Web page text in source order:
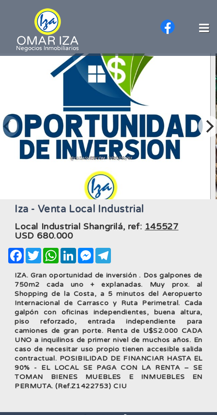
Iza - Venta Local Industrial
Local Industrial Shangrilá, ref: 145527
USD 680.000
Facebook
TwitterWhatsApp
LinkedInMessenger
IZA. Gran oportunidad de inversión . Dos galpones de
750m2 cada uno + explanadas. Muy prox. al
Shopping de la Costa, a 5 minutos del Aeropuerto
Internacional de Carrasco y Ruta Perimetral. Cada
galpón con oficinas independientes, buena altura,
piso reforzado, entrada independiente para
camiones de gran porte. Renta de U$S2.000 CADA
UNO a inquilinos de primer nivel de muchos años. En
caso de necesitar uso propio tienen accesible salida
contractual. POSIBILIDAD DE FINANCIAR HASTA EL
90% - EL LOCAL SE PAGA CON LA RENTA – SE
TOMAN BIENES MUEBLES E INMUEBLES EN
PERMUTA. (Ref.Z1422753) CIU